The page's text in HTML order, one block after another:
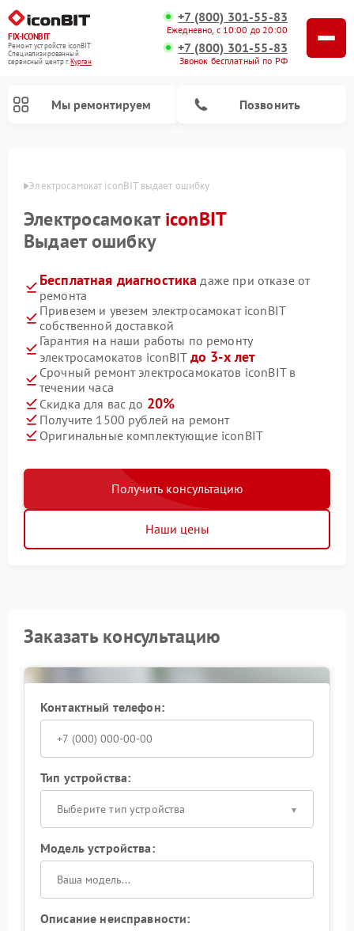
FIX-ICONBIT
Ремонт устройств iconBIT
Специализированный
cервисный центр г.Курган
+7 (800) 301-55-83
Ежедневно, с 10:00 до 20:00
+7 (800) 301-55-83
Звонок бесплатный по РФ
Мы ремонтируем Позвонить
Электросамокат iconBIT выдает ошибку
Электросамокат iconBIT
Выдает ошибку
Бесплатная диагностика даже при отказе от
ремонта
Привезем и увезем электросамокат iconBIT
собственной доставкой
Гарантия на наши работы по ремонту
электросамокатов iconBIT до 3-х лет
Срочный ремонт электросамокатов iconBIT в
течении часа
Скидка для вас до 20%
Получите 1500 рублей на ремонт
Оригинальные комплектующие iconBIT
Получить консультацию
Наши цены
Заказать консультацию
Контактный телефон:
Тип устройства:
Выберите тип устройства
Модель устройства:
Описание неисправности: